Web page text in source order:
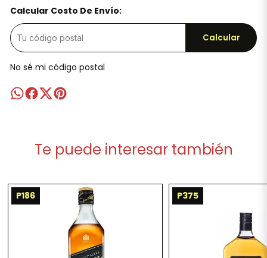
Calcular Costo De Envío:
Calcular
No sé mi código postal
Te puede interesar también
P186 P375